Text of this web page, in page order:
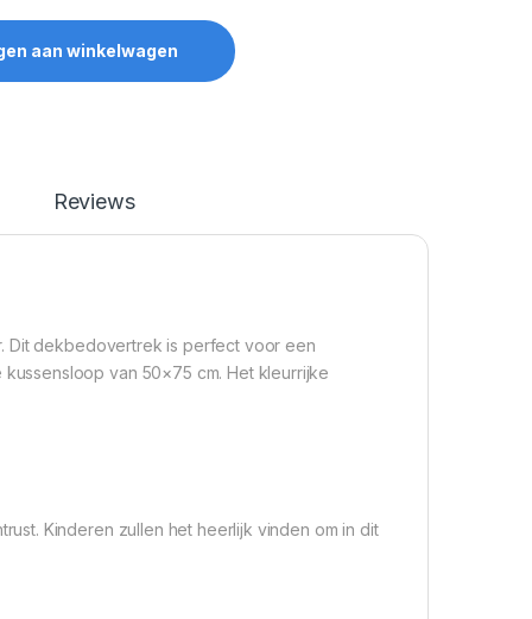
aan winkelwagen
Reviews
Dit dekbedovertrek is perfect voor een
van 50×75 cm. Het kleurrijke
Kinderen zullen het heerlijk vinden om in dit